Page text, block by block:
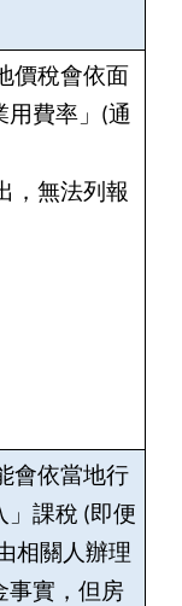
價稅會依面
用費率」(通
，無法列報
會依當地行
」課稅 (即便
相關人辦理
事實，但房